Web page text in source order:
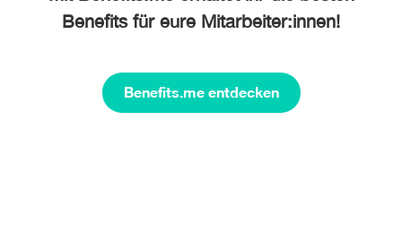
Benefits für eure Mitarbeiter:innen!
Benefits.me entdecken